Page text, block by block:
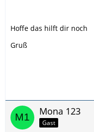
Hoffe das hilft dir noch
Gruß
Mona 123
Gast